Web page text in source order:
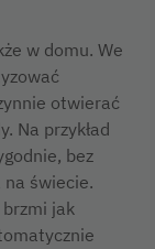
w domu. We
otwierać
Na przykład
bez
na świecie.
brzmi jak